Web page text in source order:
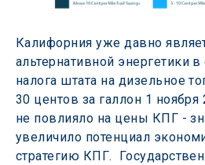
Калифорния уже давно
альтернативной энергетики
налога штата на дизельное
30 центов за галлон 1 ноября
не повлияло на цены КПГ -
увеличило потенциал
стратегию КПГ.